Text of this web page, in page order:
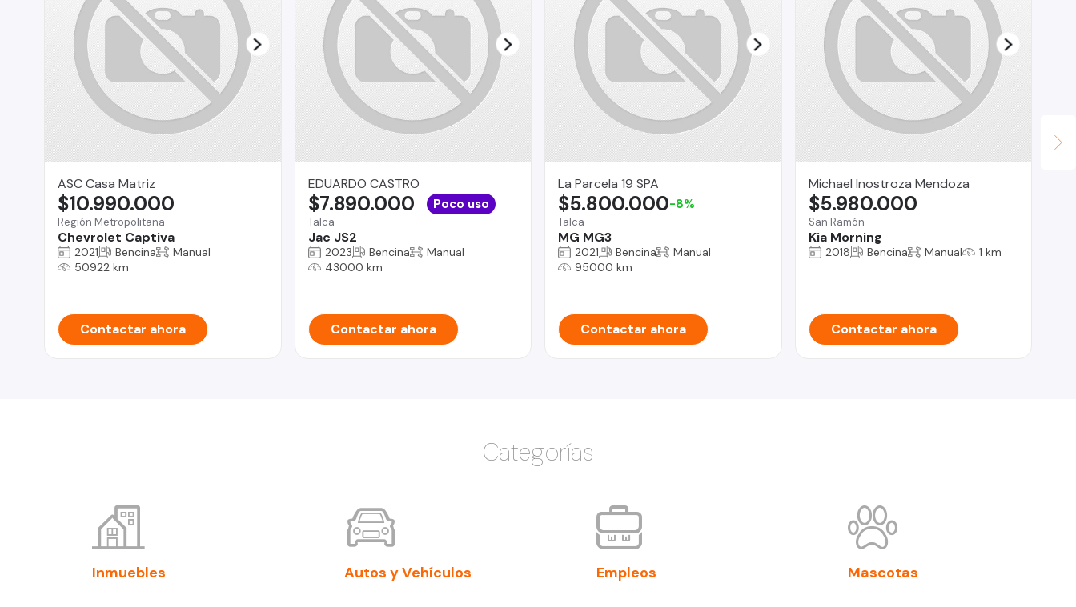
ASC Casa Matriz
Región Metropolitana
Chevrolet Captiva
$10.990.000
2021 Bencina
Manual
50922 km
Contactar ahora
EDUARDO CASTRO
Talca
Jac JS2
$7.890.000 Poco uso
2023 Bencina
Manual
43000 km
Contactar ahora
La Parcela 19 SPA
Talca
MG MG3
$5.800.000-8%
2021 Bencina
Manual
95000 km
Contactar ahora
Michael Inostroza Mendoza
San Ramón
Kia Morning
$5.980.000
2018 Bencina Manual 1 km
Contactar ahora
Categorías
Inmuebles Autos y Vehículos Empleos Mascotas